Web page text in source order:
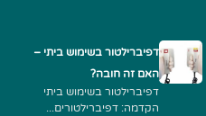
דפיברילטור בשימוש ביתי –
האם זה חובה?
דפיברילטור בשימוש ביתי
הקדמה: דפיברילטורים...